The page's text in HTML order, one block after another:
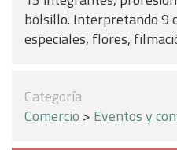
bolsillo. Interpretando 9
especiales, flores,
Categoría
Comercio > Eventos y